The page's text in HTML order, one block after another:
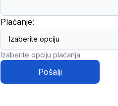
Plaćanje:
Izaberite opciju plaćanja.
Pošalji